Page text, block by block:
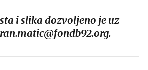
i slika dozvoljeno je uz